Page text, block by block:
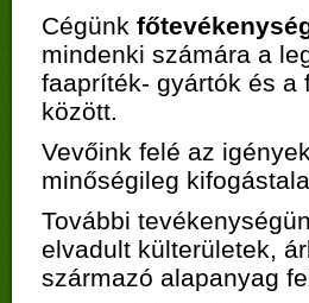
Cégünk
mindenki számára a
faapríték- gyártók és a
között.
Vevőink felé az
minőségileg
További
elvadult külterületek,
származó alapanyag